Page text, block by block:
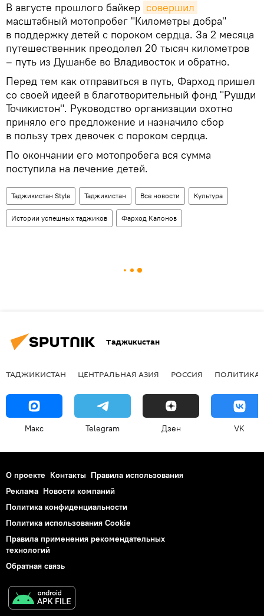
В августе прошлого байкер совершил
масштабный мотопробег "Километры добра"
в поддержку детей с пороком сердца. За 2 месяца
путешественник преодолел 20 тысяч километров
– путь из Душанбе во Владивосток и обратно.
Перед тем как отправиться в путь, Фарход пришел
со своей идеей в благотворительный фонд "Рушди
Точикистон". Руководство организации охотно
приняло его предложение и назначило сбор
в пользу трех девочек с пороком сердца.
По окончании его мотопробега вся сумма
поступила на лечение детей.
Таджикистан Style Таджикистан Все новости Культура
Истории успешных таджиков Фарход Калонов
Таджикистан
ТАДЖИКИСТАН ЦЕНТРАЛЬНАЯ АЗИЯ РОССИЯ ПОЛИТИКА
Макс Telegram Дзен VK
О проекте Контакты Правила использования
Реклама Новости компаний
Политика конфиденциальности
Политика использования Cookie
Правила применения рекомендательных
технологий
Обратная связь